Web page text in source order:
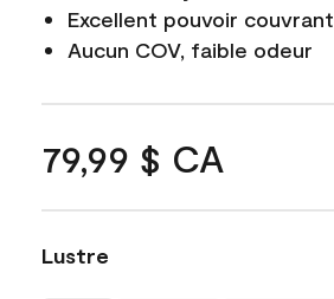
Excellent pouvoir couvrant
Aucun COV, faible odeur
79,99 $ CA
Lustre